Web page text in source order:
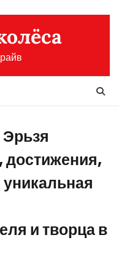
достижения,
и творца в